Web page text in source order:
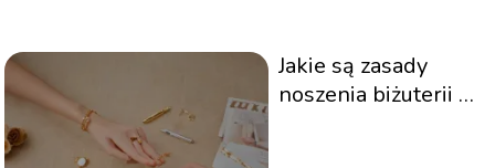
Jakie są zasady
noszenia biżuterii w